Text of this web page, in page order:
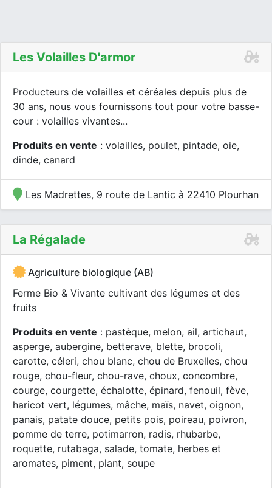
Les Volailles D'armor
Producteurs de volailles et céréales depuis plus de
30 ans, nous vous fournissons tout pour votre basse-
cour : volailles vivantes...
Produits en vente : volailles, poulet, pintade, oie,
dinde, canard
Les Madrettes, 9 route de Lantic à 22410 Plourhan
La Régalade
Agriculture biologique (AB)
Ferme Bio & Vivante cultivant des légumes et des
fruits
Produits en vente : pastèque, melon, ail, artichaut,
asperge, aubergine, betterave, blette, brocoli,
carotte, céleri, chou blanc, chou de Bruxelles, chou
rouge, chou-fleur, chou-rave, choux, concombre,
courge, courgette, échalotte, épinard, fenouil, fève,
haricot vert, légumes, mâche, maïs, navet, oignon,
panais, patate douce, petits pois, poireau, poivron,
pomme de terre, potimarron, radis, rhubarbe,
roquette, rutabaga, salade, tomate, herbes et
aromates, piment, plant, soupe